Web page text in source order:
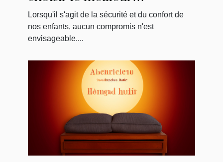
réhausseur de chaise pour
votre enfant
Lorsqu'il s'agit de la sécurité et du confort de
nos enfants, aucun compromis n'est
envisageable....